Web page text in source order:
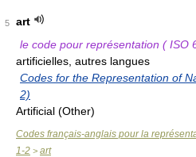
5
art
le code pour représentation ( ISO
artificielles, autres langues
Codes for the Representation of
2)
Artificial (Other)
Codes français-anglais pour la
1-2 > art